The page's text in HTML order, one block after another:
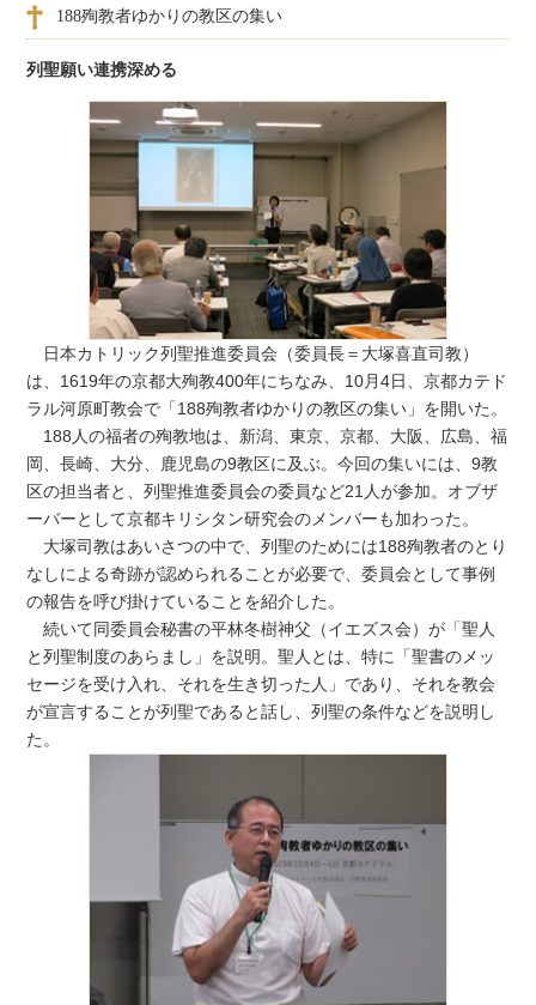
188殉教者ゆかりの教区の集い
列聖願い連携深める
日本カトリック列聖推進委員会（委員長＝大塚喜直司教）
は、1619年の京都大殉教400年にちなみ、10月4日、京都カテド
ラル河原町教会で「188殉教者ゆかりの教区の集い」を開いた。
188人の福者の殉教地は、新潟、東京、京都、大阪、広島、福
岡、長崎、大分、鹿児島の9教区に及ぶ。今回の集いには、9教
区の担当者と、列聖推進委員会の委員など21人が参加。オブザ
ーバーとして京都キリシタン研究会のメンバーも加わった。
大塚司教はあいさつの中で、列聖のためには188殉教者のとり
なしによる奇跡が認められることが必要で、委員会として事例
の報告を呼び掛けていることを紹介した。
続いて同委員会秘書の平林冬樹神父（イエズス会）が「聖人
と列聖制度のあらまし」を説明。聖人とは、特に「聖書のメッ
セージを受け入れ、それを生き切った人」であり、それを教会
が宣言することが列聖であると話し、列聖の条件などを説明し
た。